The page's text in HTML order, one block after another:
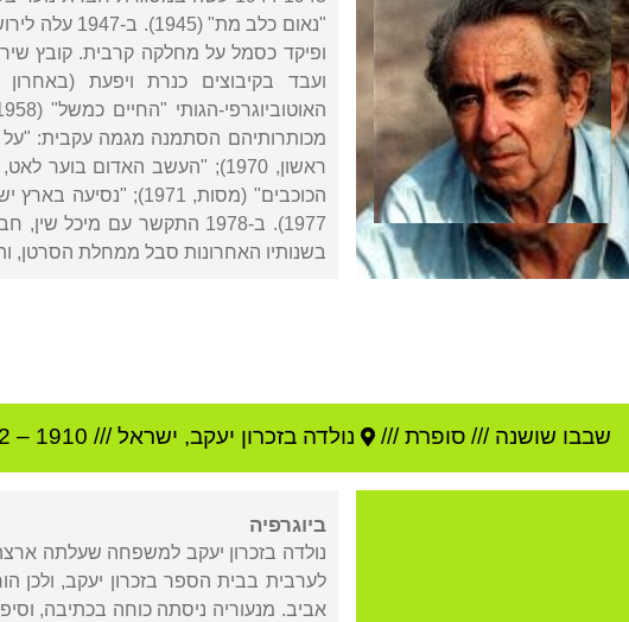
"נאום כלב
בשנותיו האחרונות סבל ממחלת הסרטן, והמשיך
שבבו שושנה /// סופרת /// נולדה בזכרון יעקב, ישראל///
1910
–
ביוגרפיה
נולדה בזכרון יעקב למשפחה שעלתה
לערבית בבית הספר בזכרון יעקב, ולכן
אביב. מנעוריה ניסתה כוחה בכתיבה,